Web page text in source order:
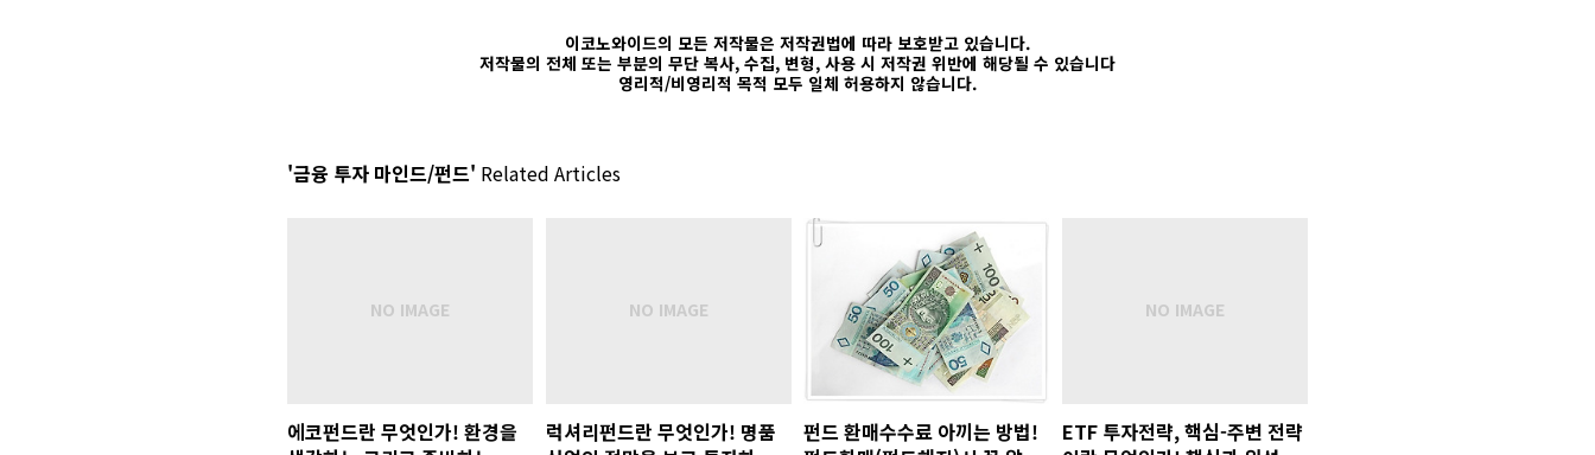
이코노와이드의 모든 저작물은 저작권법에 따라 보호받고 있습니다.
저작물의 전체 또는 부분의 무단 복사, 수집, 변형, 사용 시 저작권 위반에 해당될 수 있습니다
영리적/비영리적 목적 모두 일체 허용하지 않습니다.
'금융 투자 마인드/펀드' Related Articles
에코펀드란 무엇인가! 환경을
럭셔리펀드란 무엇인가! 명품
펀드 환매수수료 아끼는 방법!
ETF 투자전략, 핵심-주변 전략